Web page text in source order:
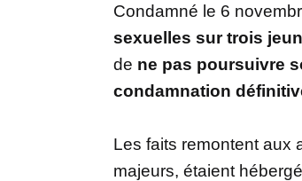
Condamné le 6
sexuelles sur trois
de ne pas poursuivre
condamnation
Les faits remontent aux
majeurs, étaient